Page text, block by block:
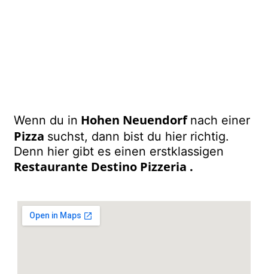
Wenn du in Hohen Neuendorf nach einer
Pizza suchst, dann bist du hier richtig.
Denn hier gibt es einen erstklassigen
Restaurante Destino Pizzeria .